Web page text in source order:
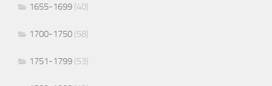
1655-1699 (40)
1700-1750 (58)
1751-1799 (53)